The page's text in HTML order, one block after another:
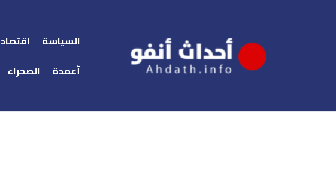
السياسة اقتصاد
أعمدة
الصحراء